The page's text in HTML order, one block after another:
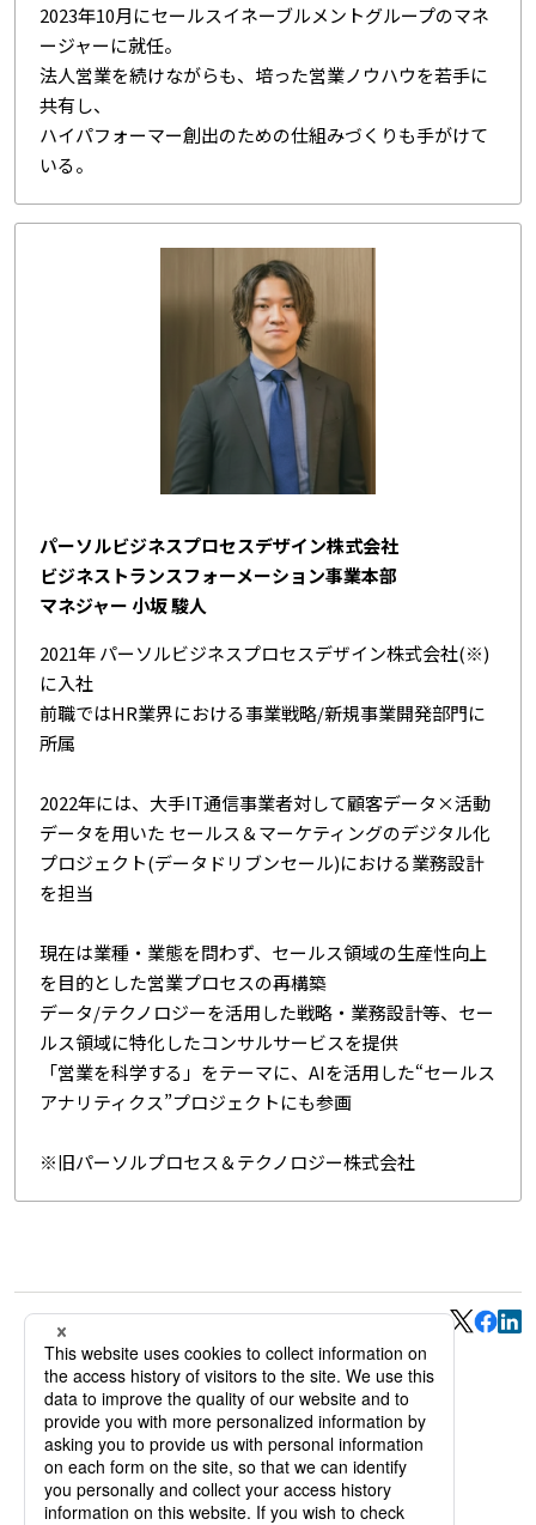
2023年10月にセールスイネーブルメントグループのマネ
ージャーに就任。
法人営業を続けながらも、培った営業ノウハウを若手に
共有し、
ハイパフォーマー創出のための仕組みづくりも手がけて
いる。
パーソルビジネスプロセスデザイン株式会社
ビジネストランスフォーメーション事業本部
マネジャー 小坂 駿人
2021年 パーソルビジネスプロセスデザイン株式会社(※)
に入社
前職ではHR業界における事業戦略/新規事業開発部門に
所属
2022年には、大手IT通信事業者対して顧客データ×活動
データを用いた セールス＆マーケティングのデジタル化
プロジェクト(データドリブンセール)における業務設計
を担当
現在は業種・業態を問わず、セールス領域の生産性向上
を目的とした営業プロセスの再構築
データ/テクノロジーを活用した戦略・業務設計等、セー
ルス領域に特化したコンサルサービスを提供
「営業を科学する」をテーマに、AIを活用した“セールス
アナリティクス”プロジェクトにも参画
※旧パーソルプロセス＆テクノロジー株式会社
このページをシェアする
一覧へ戻る